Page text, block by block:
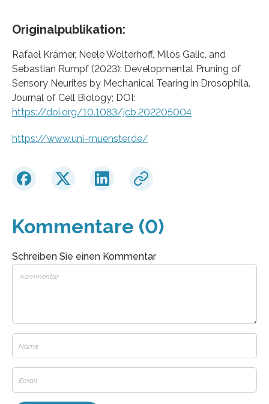
Originalpublikation:
Rafael Krämer, Neele Wolterhoff, Milos Galic, and
Sebastian Rumpf (2023): Developmental Pruning of
Sensory Neurites by Mechanical Tearing in Drosophila.
Journal of Cell Biology; DOI:
https://doi.org/10.1083/jcb.202205004
https://www.uni-muenster.de/
Kommentare (0)
Schreiben Sie einen Kommentar